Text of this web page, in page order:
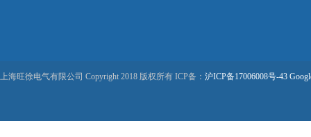
上海旺徐电气有限公司 Copyright 2018 版权所有 ICP备： 沪ICP备17006008号-43